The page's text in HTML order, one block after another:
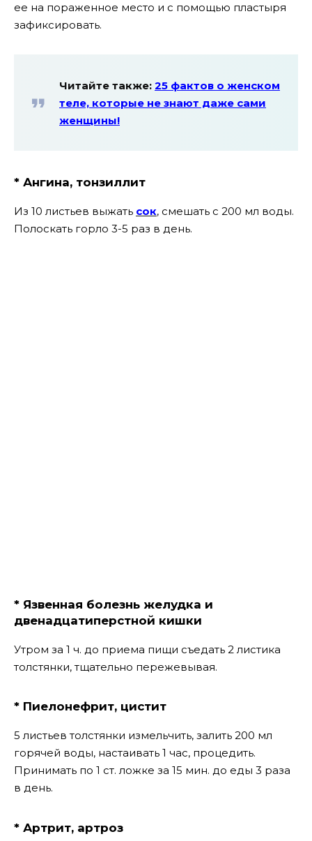
ее на пораженное место и с помощью пластыря
зафиксировать.
Читайте также: 25 фактов о женском
теле, которые не знают даже сами
женщины!
* Ангина, тонзиллит
Из 10 листьев выжать сок, смешать с 200 мл воды.
Полоскать горло 3-5 раз в день.
* Язвенная болезнь желудка и
двенадцатиперстной кишки
Утром за 1 ч. до приема пищи съедать 2 листика
толстянки, тщательно пережевывая.
* Пиелонефрит, цистит
5 листьев толстянки измельчить, залить 200 мл
горячей воды, настаивать 1 час, процедить.
Принимать по 1 ст. ложке за 15 мин. до еды 3 раза
в день.
* Артрит, артроз